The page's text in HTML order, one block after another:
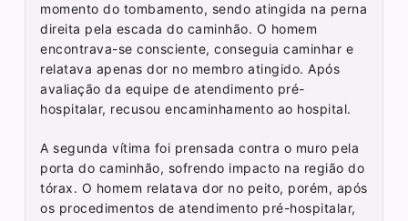
momento do tombamento, sendo atingida na perna
direita pela escada do caminhão. O homem
encontrava-se consciente, conseguia caminhar e
relatava apenas dor no membro atingido. Após
avaliação da equipe de atendimento pré-
hospitalar, recusou encaminhamento ao hospital.
A segunda vítima foi prensada contra o muro pela
porta do caminhão, sofrendo impacto na região do
tórax. O homem relatava dor no peito, porém, após
os procedimentos de atendimento pré-hospitalar,